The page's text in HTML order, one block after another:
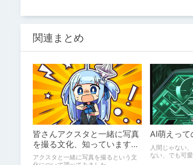
関連まとめ
皆さんアクスタと一緒に写真
を撮る文化、知っています
か？
アクスタと一緒に写真を撮るという文
AI萌えって
人間じゃない
ない、でも可